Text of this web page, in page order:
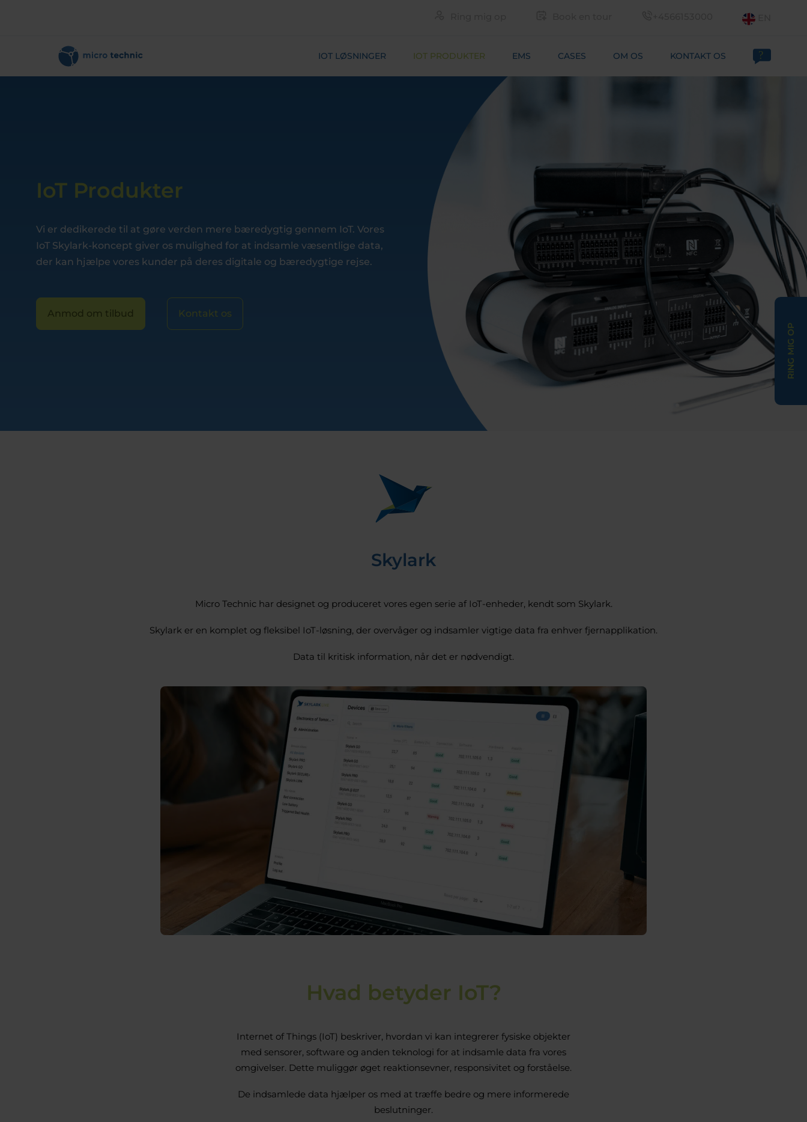
RING MIG OP
IOT LØSNINGER IOT PRODUKTER EMS CASES OM OS KONTAKT OS
IoT Produkter
Vi er dedikerede til at gøre verden mere bæredygtig gennem IoT. Vores
IoT Skylark-koncept giver os mulighed for at indsamle væsentlige data,
der kan hjælpe vores kunder på deres digitale og bæredygtige rejse.
Anmod om tilbud Kontakt os
Skylark
Micro Technic har designet og produceret vores egen serie af IoT-enheder, kendt som Skylark.
Skylark er en komplet og fleksibel IoT-løsning, der overvåger og indsamler vigtige data fra enhver fjernapplikation.
Data til kritisk information, når det er nødvendigt.
Hvad betyder IoT?
Internet of Things (IoT) beskriver, hvordan vi kan integrerer fysiske objekter
med sensorer, software og anden teknologi for at indsamle data fra vores
omgivelser. Dette muliggør øget reaktionsevner, responsivitet og forståelse.
De indsamlede data hjælper os med at træffe bedre og mere informerede
beslutninger.